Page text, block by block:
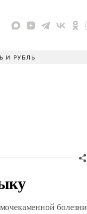
И РУБЛЬ
болезни